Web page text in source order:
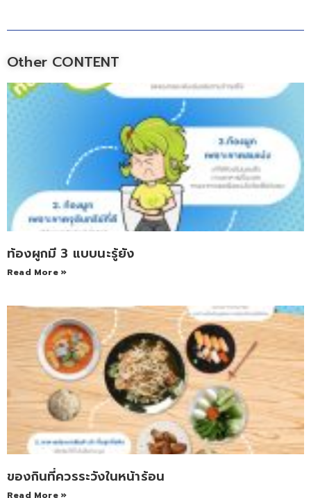
Other CONTENT
ท้องผูกมี 3 แบบนะรู้ยัง
Read More »
ของกินที่ควรระวังในหน้าร้อน
Read More »